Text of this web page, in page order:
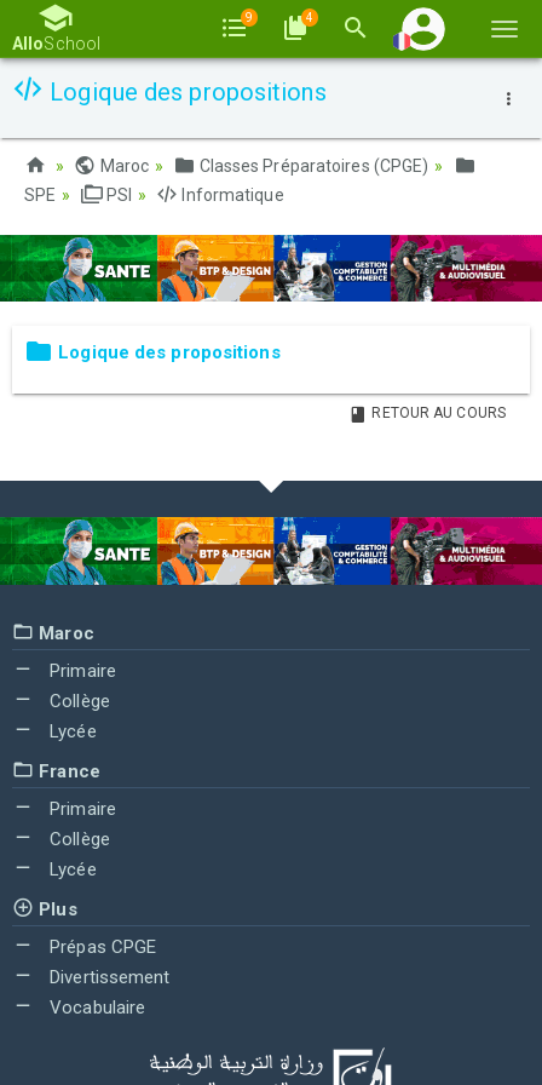
la
AlloSchool
9 4
Logique des propositions
Maroc
Classes Préparatoires (CPGE)
SPE
PSI Informatique
Logique des propositions
RETOUR AU COURS
Maroc
Primaire
Collège
Lycée
France
Primaire
Collège
Lycée
Plus
Prépas CPGE
Divertissement
Vocabulaire